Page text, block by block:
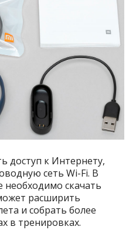
доступ к Интернету,
сеть Wi-Fi. В
необходимо скачать
расширить
и собрать более
в тренировках.